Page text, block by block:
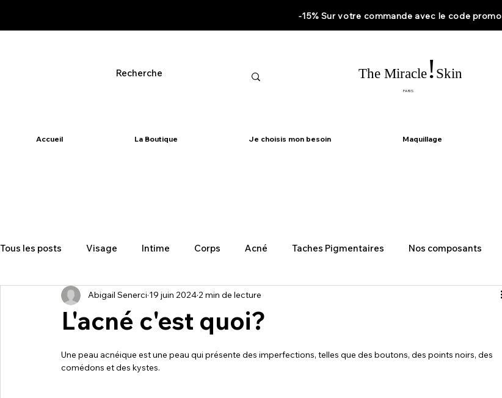
-15% Sur votre commande avec le code promo
The Miracle ! Skin
PARIS
Accueil La Boutique Je choisis mon besoin Maquillage
Tous les posts Visage Intime Corps Acné Taches Pigmentaires Nos composants
L'acné c'est quoi?
Abigail Senerci 19 juin 20242 min de lecture
Une peau acnéique est une peau qui présente des imperfections, telles que des boutons, des points noirs, des
comédons et des kystes.